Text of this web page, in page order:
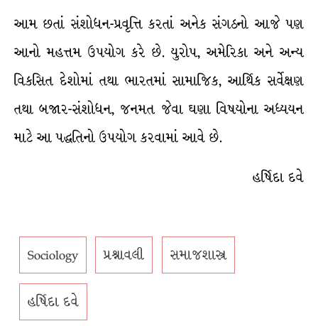
આમ છતાં સંશોધન-પ્રવૃત્તિ કરતાં અનેક સંગઠનો આજે પણ
આનો મહત્તમ ઉપયોગ કરે છે. યુરોપ, અમેરિકા અને અન્ય
વિકસિત દેશોમાં તથા ભારતમાં સામાજિક, આર્થિક સર્વેક્ષણ
તથા બજાર-સંશોધન, જનમત જેવા ઘણા વિષયોના અધ્યયન
માટે આ પદ્ધતિનો ઉપયોગ કરવામાં આવે છે.
હર્ષિદા દવે
Sociology પ્રશ્નાવલી સમાજશાસ્ત્ર
હર્ષિદા દવે